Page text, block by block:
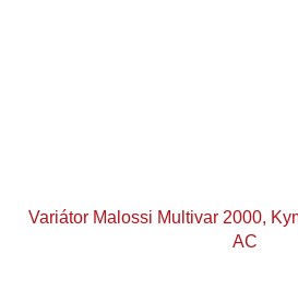
Variátor Malossi Multivar 2000,
AC